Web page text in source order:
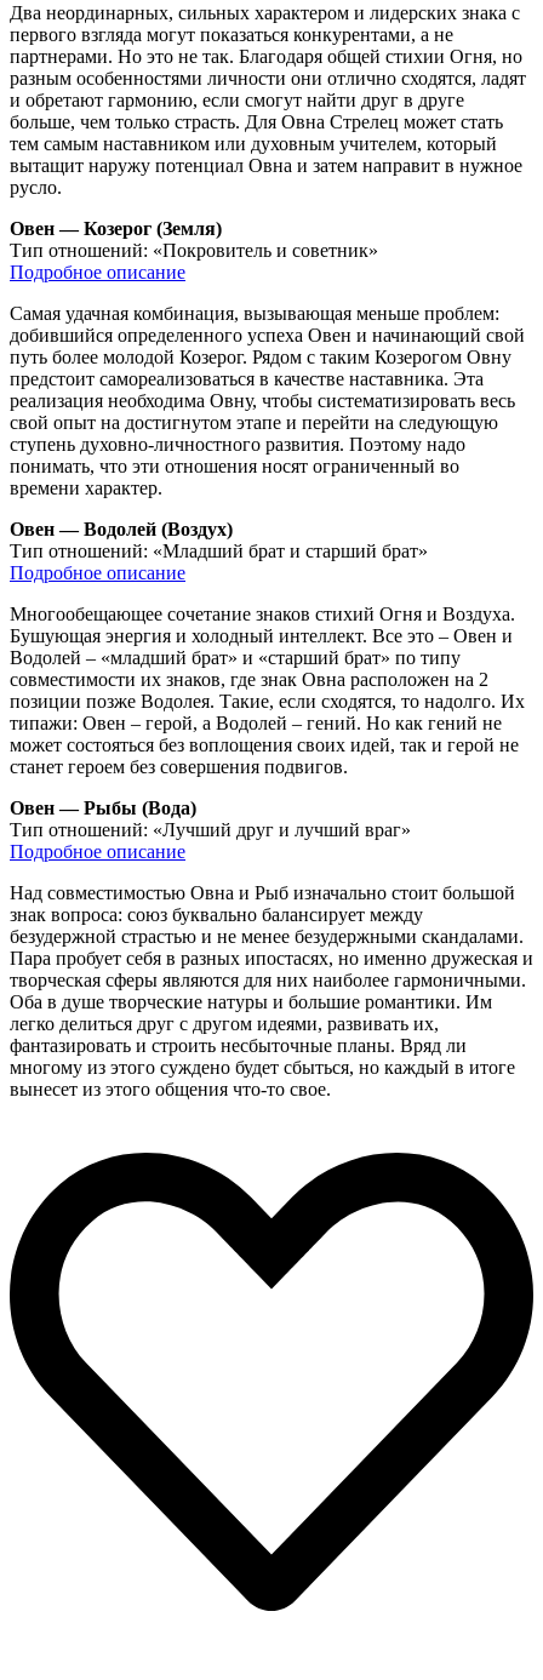
Два неординарных, сильных характером и лидерских знака с
первого взгляда могут показаться конкурентами, а не
партнерами. Но это не так. Благодаря общей стихии Огня, но
разным особенностями личности они отлично сходятся, ладят
и обретают гармонию, если смогут найти друг в друге
больше, чем только страсть. Для Овна Стрелец может стать
тем самым наставником или духовным учителем, который
вытащит наружу потенциал Овна и затем направит в нужное
русло.
Овен — Козерог (Земля)
Тип отношений: «Покровитель и советник»
Подробное описание
Самая удачная комбинация, вызывающая меньше проблем:
добившийся определенного успеха Овен и начинающий свой
путь более молодой Козерог. Рядом с таким Козерогом Овну
предстоит самореализоваться в качестве наставника. Эта
реализация необходима Овну, чтобы систематизировать весь
свой опыт на достигнутом этапе и перейти на следующую
ступень духовно-личностного развития. Поэтому надо
понимать, что эти отношения носят ограниченный во
времени характер.
Овен — Водолей (Воздух)
Тип отношений: «Младший брат и старший брат»
Подробное описание
Многообещающее сочетание знаков стихий Огня и Воздуха.
Бушующая энергия и холодный интеллект. Все это – Овен и
Водолей – «младший брат» и «старший брат» по типу
совместимости их знаков, где знак Овна расположен на 2
позиции позже Водолея. Такие, если сходятся, то надолго. Их
типажи: Овен – герой, а Водолей – гений. Но как гений не
может состояться без воплощения своих идей, так и герой не
станет героем без совершения подвигов.
Овен — Рыбы (Вода)
Тип отношений: «Лучший друг и лучший враг»
Подробное описание
Над совместимостью Овна и Рыб изначально стоит большой
знак вопроса: союз буквально балансирует между
безудержной страстью и не менее безудержными скандалами.
Пара пробует себя в разных ипостасях, но именно дружеская и
творческая сферы являются для них наиболее гармоничными.
Оба в душе творческие натуры и большие романтики. Им
легко делиться друг с другом идеями, развивать их,
фантазировать и строить несбыточные планы. Вряд ли
многому из этого суждено будет сбыться, но каждый в итоге
вынесет из этого общения что-то свое.